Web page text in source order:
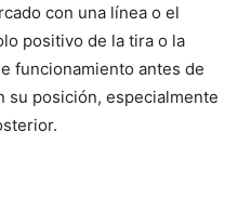
con una línea o el
positivo de la tira o la
funcionamiento antes de
su posición, especialmente